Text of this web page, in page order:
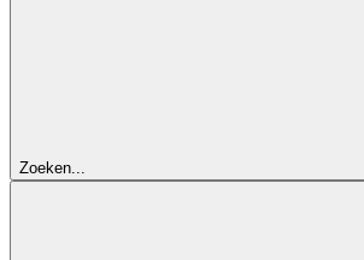
Zoeken...